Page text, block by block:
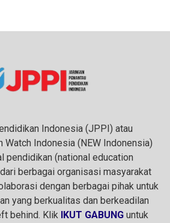
Indonesia (JPPI) atau
Watch Indonesia (NEW Indonensia)
pendidikan (national education
berbagai organisasi masyarakat
dengan berbagai pihak untuk
yang berkualitas dan berkeadilan
behind. Klik IKUT GABUNG untuk